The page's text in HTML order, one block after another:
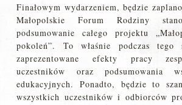
Finałowym wydarzeniem, będzie
Małopolskie Forum Rodziny
podsumowanie całego projektu
pokoleń”. To właśnie podczas tego
zaprezentowane efekty pracy
uczestników oraz podsumowania
edukacyjnych. Ponadto, będzie to
wszystkich uczestników i odbiorców